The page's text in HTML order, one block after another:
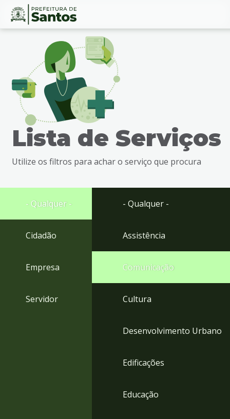
Ir
busca
Ir
rodapé
Conteúdo
Lista de Serviços
Utilize os filtros para achar o serviço que procura
- Qualquer -
Cidadão
Empresa
Servidor
- Qualquer -
Assistência
Comunicação
Cultura
Desenvolvimento Urbano
Edificações
Educação